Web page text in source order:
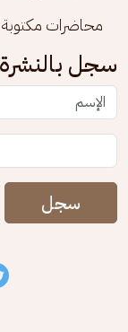
محاضرات مكتوبة
سجل بالنشرة
سجل